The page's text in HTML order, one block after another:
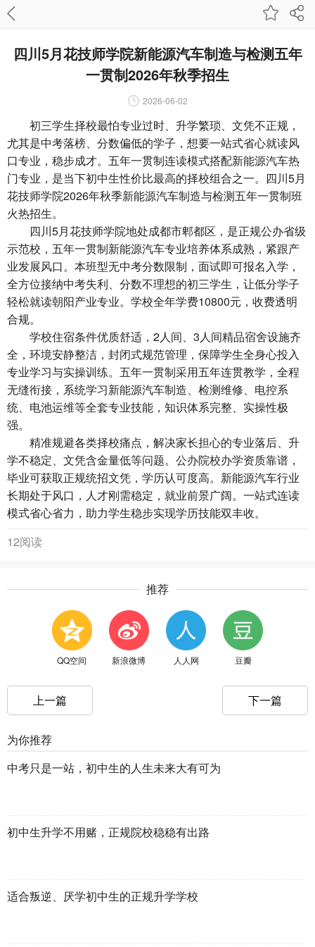
四川5月花技师学院新能源汽车制造与检测五年
一贯制2026年秋季招生
2026-06-02
初三学生择校最怕专业过时、升学繁琐、文凭不正规，
尤其是中考落榜、分数偏低的学子，想要一站式省心就读风
口专业，稳步成才。五年一贯制连读模式搭配新能源汽车热
门专业，是当下初中生性价比最高的择校组合之一。四川5月
花技师学院2026年秋季新能源汽车制造与检测五年一贯制班
火热招生。
四川5月花技师学院地处成都市郫都区，是正规公办省级
示范校，五年一贯制新能源汽车专业培养体系成熟，紧跟产
业发展风口。本班型无中考分数限制，面试即可报名入学，
全方位接纳中考失利、分数不理想的初三学生，让低分学子
轻松就读朝阳产业专业。学校全年学费10800元，收费透明
合规。
学校住宿条件优质舒适，2人间、3人间精品宿舍设施齐
全，环境安静整洁，封闭式规范管理，保障学生全身心投入
专业学习与实操训练。五年一贯制采用五年连贯教学，全程
无缝衔接，系统学习新能源汽车制造、检测维修、电控系
统、电池运维等全套专业技能，知识体系完整、实操性极
强。
精准规避各类择校痛点，解决家长担心的专业落后、升
学不稳定、文凭含金量低等问题。公办院校办学资质靠谱，
毕业可获取正规统招文凭，学历认可度高。新能源汽车行业
长期处于风口，人才刚需稳定，就业前景广阔。一站式连读
模式省心省力，助力学生稳步实现学历技能双丰收。
12阅读
推荐
QQ空间 新浪微博 人人网 豆瓣
上一篇 下一篇
为你推荐
中考只是一站，初中生的人生未来大有可为
初中生升学不用赌，正规院校稳稳有出路
适合叛逆、厌学初中生的正规升学学校